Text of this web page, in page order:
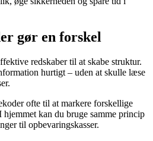
gør en forskel
redskaber til at skabe struktur.
hurtigt – uden at skulle læse
ofte til at markere forskellige
kan du bruge samme princip
til opbevaringskasser.